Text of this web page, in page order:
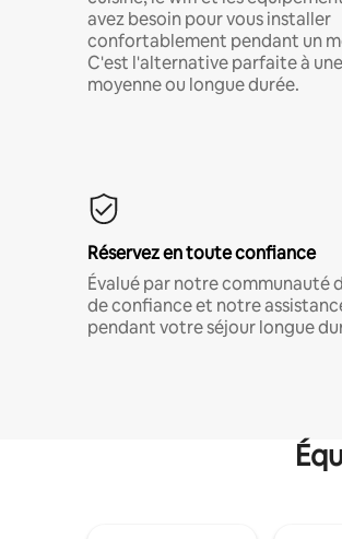
avez besoin pour vous installer
confortablement pendant un
C'est l'alternative parfaite à
moyenne ou longue durée.
Réservez en toute confiance
Évalué par notre communauté
de confiance et notre
pendant votre séjour longue